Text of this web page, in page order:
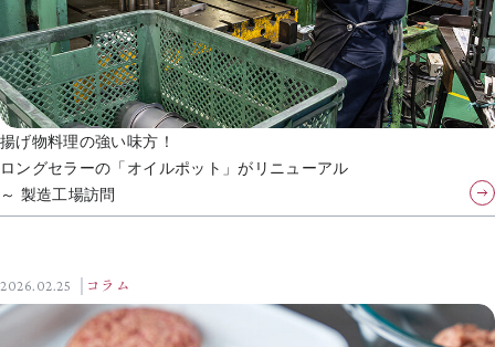
揚げ物料理の強い味方！
ロングセラーの「オイルポット」がリニューアル
～ 製造工場訪問
2026.02.25 コラム